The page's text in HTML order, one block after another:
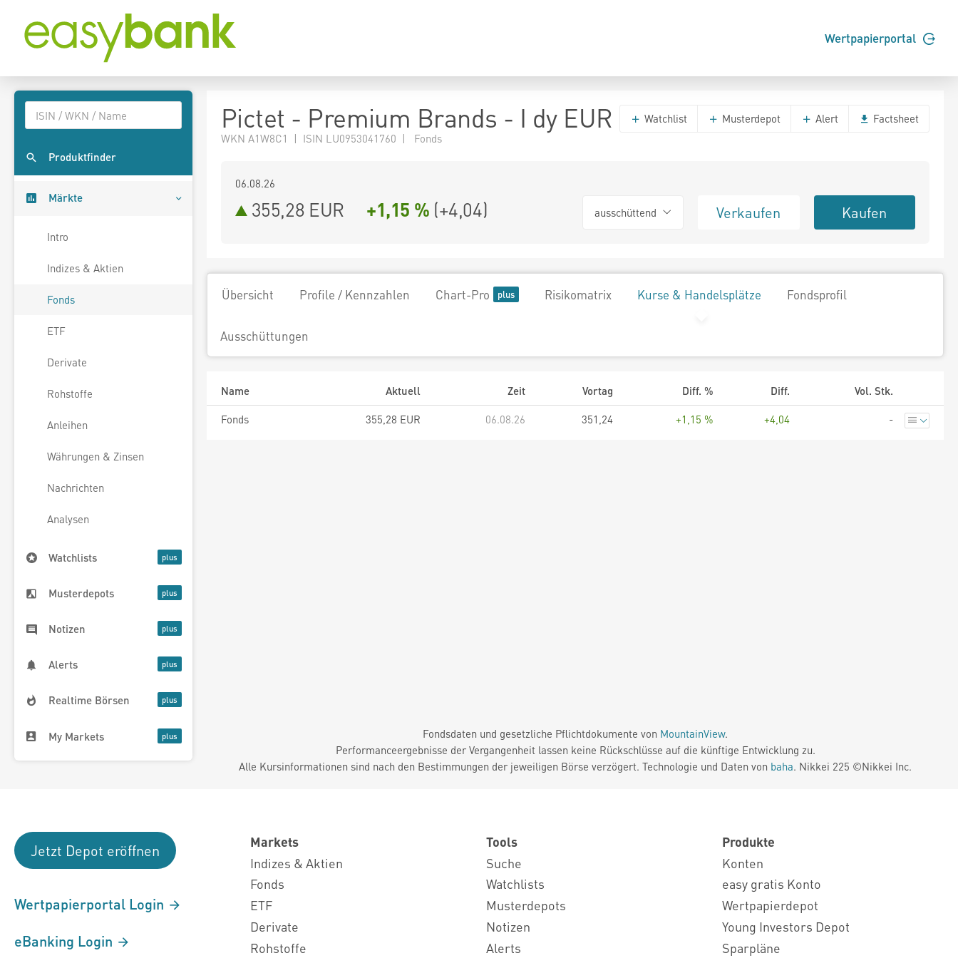
Wertpapierportal
Produktfinder
Märkte
Intro
Indizes & Aktien
Fonds
ETF
Derivate
Rohstoffe
Anleihen
Währungen & Zinsen
Nachrichten
Analysen
Watchlists
Musterdepots
Notizen
Alerts
Realtime Börsen
My Markets
Pictet - Premium Brands - I dy EUR
WKN A1W8C1 | ISIN LU0953041760 | Fonds
Watchlist Musterdepot Alert Factsheet
06.08.26
355,28 EUR +1,15 % (+4,04) ausschüttend Verkaufen Kaufen
Übersicht Profile / Kennzahlen Chart-Pro Risikomatrix Kurse & Handelsplätze Fondsprofil
Ausschüttungen
Name Aktuell Zeit Vortag Diff. % Diff.
Vol. Stk.
Fonds
355,28 EUR 06.08.26 351,24 +1,15 % +4,04 -
Fondsdaten und gesetzliche Pflichtdokumente von MountainView.
Performanceergebnisse der Vergangenheit lassen keine Rückschlüsse auf die künftige Entwicklung zu.
Alle Kursinformationen sind nach den Bestimmungen der jeweiligen Börse verzögert. Technologie und Daten von baha. Nikkei 225 ©Nikkei Inc.
Jetzt Depot eröffnen
Wertpapierportal Login
eBanking Login
Markets
Indizes & Aktien
Fonds
ETF
Derivate
Rohstoffe
Tools
Suche
Watchlists
Musterdepots
Notizen
Alerts
Produkte
Konten
easy gratis Konto
Wertpapierdepot
Young Investors Depot
Sparpläne